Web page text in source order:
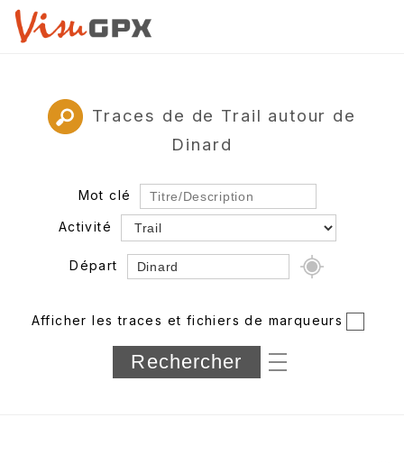
Traces de de Trail autour de
Dinard
Mot clé
Activité
Départ
Département
Longueur min/max
Afficher les traces et fichiers de marqueurs